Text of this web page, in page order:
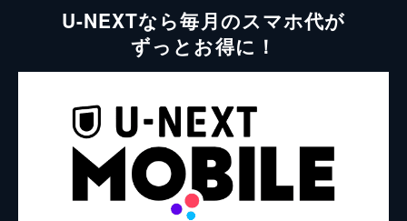
U-NEXTなら毎月のスマホ代が
ずっとお得に！